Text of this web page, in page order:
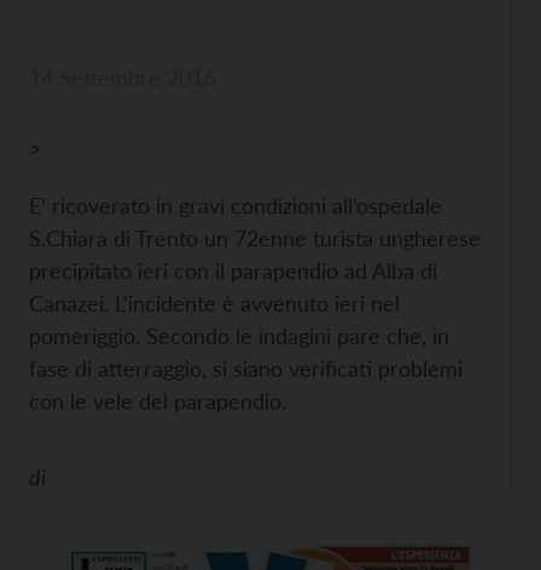
>
E’ ricoverato in gravi condizioni all’ospedale
S.Chiara di Trento un 72enne turista ungherese
precipitato ieri con il parapendio ad Alba di
Canazei. L’incidente è avvenuto ieri nel
pomeriggio. Secondo le indagini pare che, in
fase di atterraggio, si siano verificati problemi
con le vele del parapendio.
di